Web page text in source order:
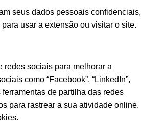
seus dados pessoais confidenciais,
usar a extensão ou visitar o site.
redes sociais para melhorar a
como “Facebook”, “LinkedIn”,
ferramentas de partilha das redes
para rastrear a sua atividade online.